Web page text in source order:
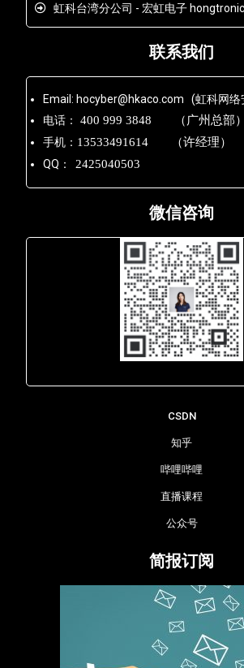
虹科台湾分公司 - 宏虹电子
联系我们
Email: hocyber@hkaco.com (虹科网络
电话：
400 999 3848 （广州总部）
手机： 13533491614 （许经理）
QQ： 2425040503
微信咨询
CSDN
知乎
哔哩哔哩
直播课程
公众号
简报订阅